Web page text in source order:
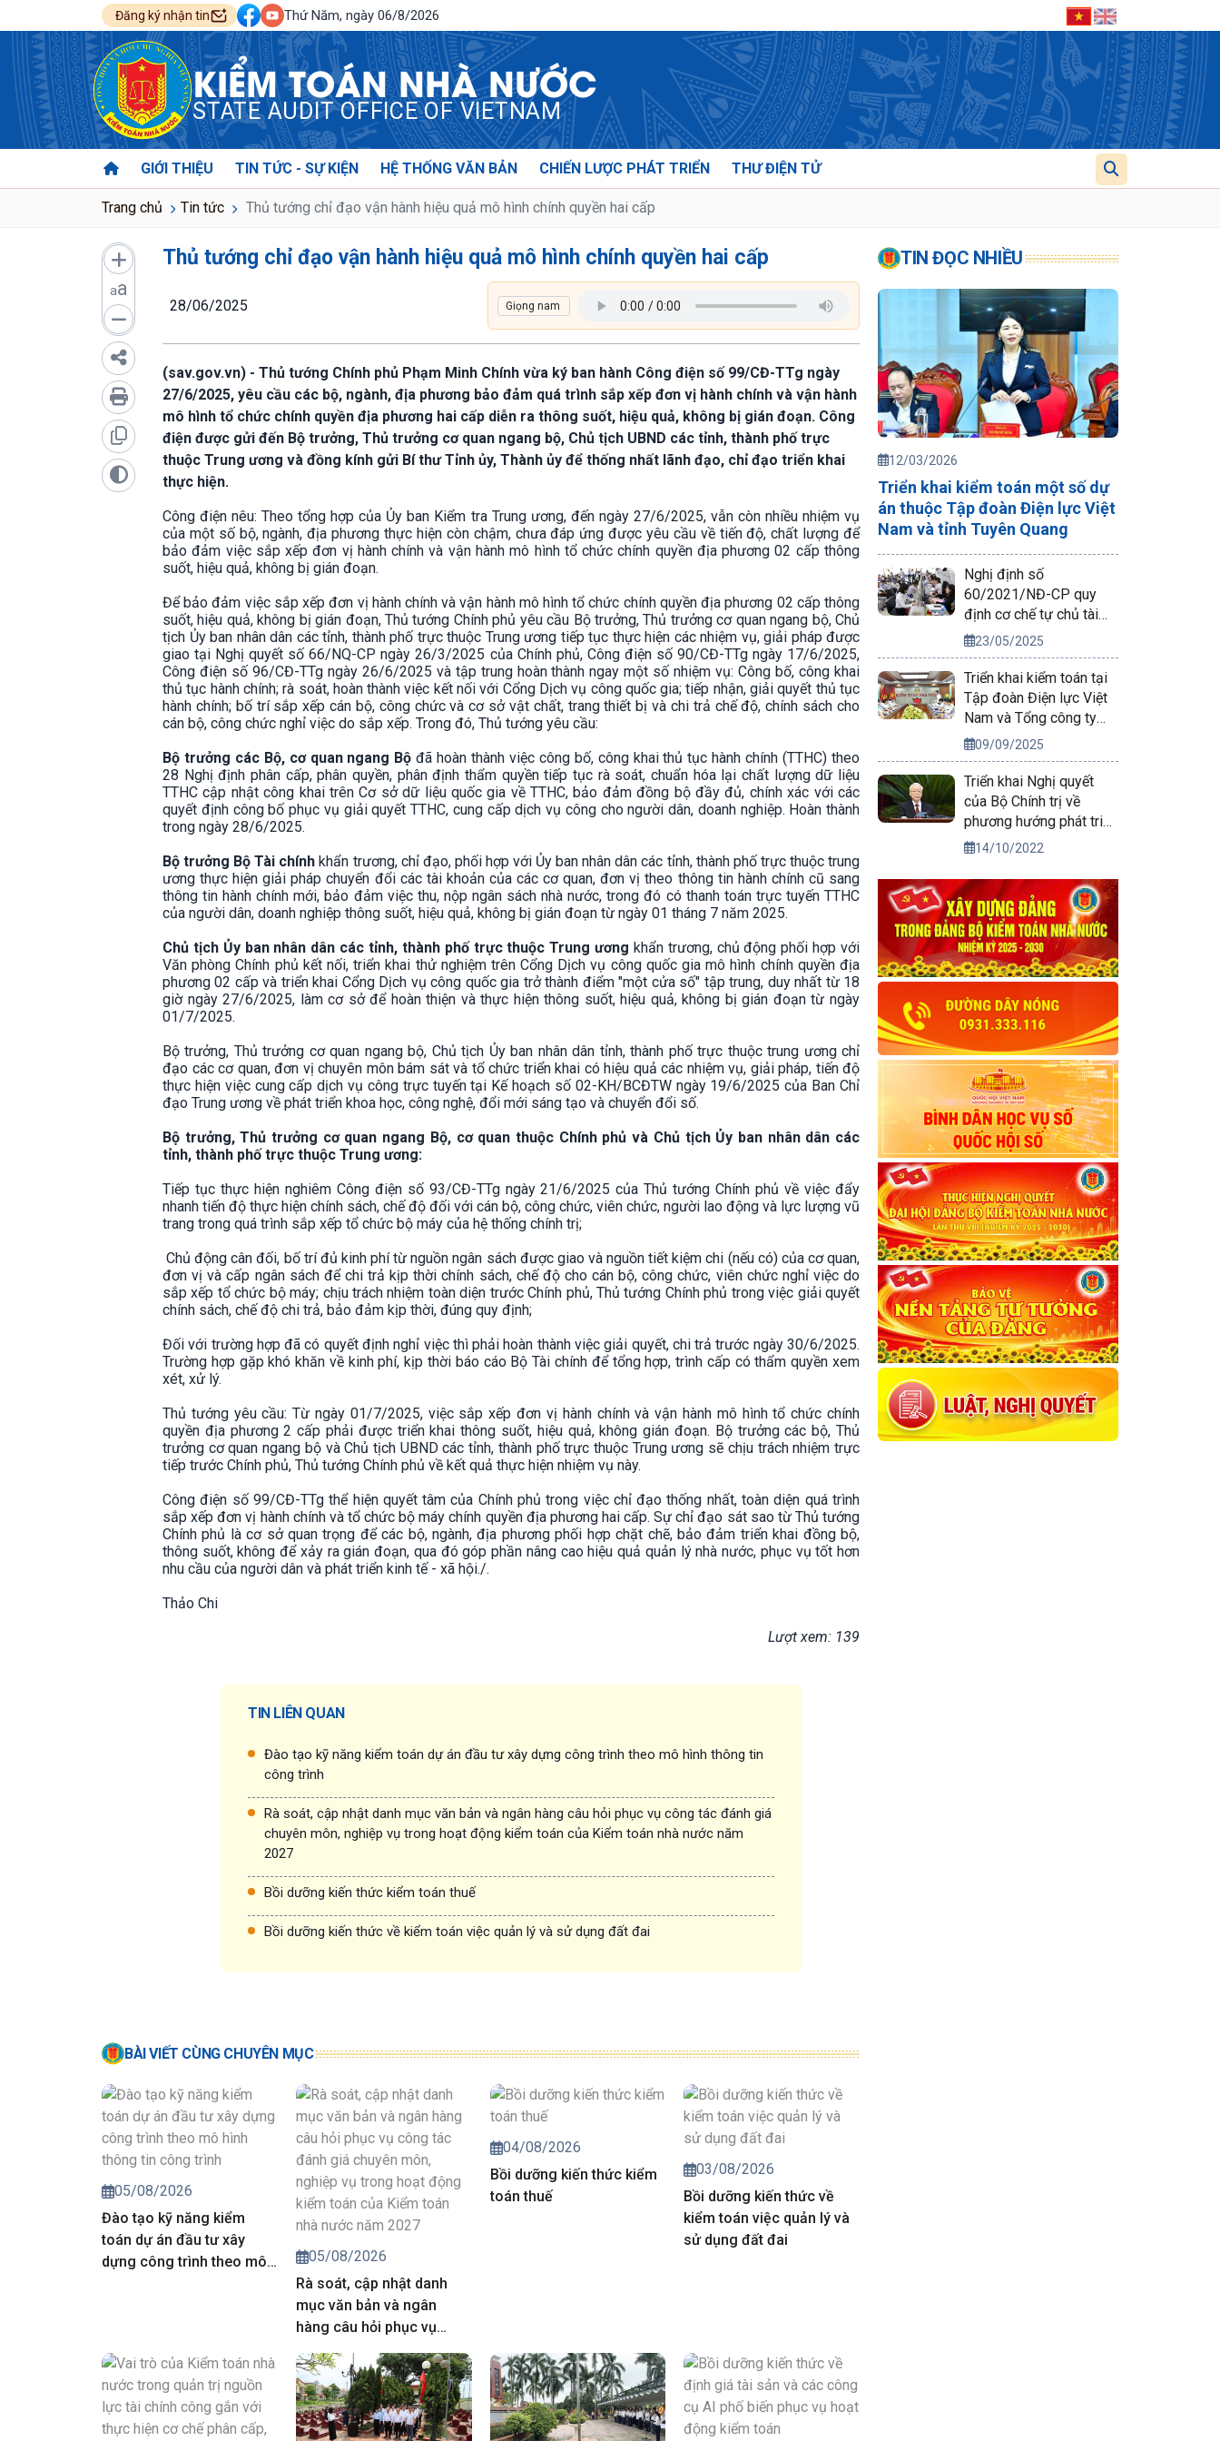
Đăng ký nhận tin Thứ Năm, ngày 06/8/2026
KIỂM TOÁN NHÀ NƯỚC
STATE AUDIT OFFICE OF VIETNAM
GIỚI THIỆU TIN TỨC - SỰ KIỆN HỆ THỐNG VĂN BẢN CHIẾN LƯỢC PHÁT TRIỂN THƯ ĐIỆN TỬ
Trang chủ Tin tức Thủ tướng chỉ đạo vận hành hiệu quả mô hình chính quyền hai cấp
aa
Thủ tướng chỉ đạo vận hành hiệu quả mô hình chính quyền hai cấp
28/06/2025
(sav.gov.vn) - Thủ tướng Chính phủ Phạm Minh Chính vừa ký ban hành Công điện số 99/CĐ-TTg ngày
27/6/2025, yêu cầu các bộ, ngành, địa phương bảo đảm quá trình sắp xếp đơn vị hành chính và vận hành
mô hình tổ chức chính quyền địa phương hai cấp diễn ra thông suốt, hiệu quả, không bị gián đoạn. Công
điện được gửi đến Bộ trưởng, Thủ trưởng cơ quan ngang bộ, Chủ tịch UBND các tỉnh, thành phố trực
thuộc Trung ương và đồng kính gửi Bí thư Tỉnh ủy, Thành ủy để thống nhất lãnh đạo, chỉ đạo triển khai
thực hiện.
Công điện nêu: Theo tổng hợp của Ủy ban Kiểm tra Trung ương, đến ngày 27/6/2025, vẫn còn nhiều nhiệm vụ
của một số bộ, ngành, địa phương thực hiện còn chậm, chưa đáp ứng được yêu cầu về tiến độ, chất lượng để
bảo đảm việc sắp xếp đơn vị hành chính và vận hành mô hình tổ chức chính quyền địa phương 02 cấp thông
suốt, hiệu quả, không bị gián đoạn.
Để bảo đảm việc sắp xếp đơn vị hành chính và vận hành mô hình tổ chức chính quyền địa phương 02 cấp thông
suốt, hiệu quả, không bị gián đoạn, Thủ tướng Chính phủ yêu cầu Bộ trưởng, Thủ trưởng cơ quan ngang bộ, Chủ
tịch Ủy ban nhân dân các tỉnh, thành phố trực thuộc Trung ương tiếp tục thực hiện các nhiệm vụ, giải pháp được
giao tại Nghị quyết số 66/NQ-CP ngày 26/3/2025 của Chính phủ, Công điện số 90/CĐ-TTg ngày 17/6/2025,
Công điện số 96/CĐ-TTg ngày 26/6/2025 và tập trung hoàn thành ngay một số nhiệm vụ: Công bố, công khai
thủ tục hành chính; rà soát, hoàn thành việc kết nối với Cổng Dịch vụ công quốc gia; tiếp nhận, giải quyết thủ tục
hành chính; bố trí sắp xếp cán bộ, công chức và cơ sở vật chất, trang thiết bị và chi trả chế độ, chính sách cho
cán bộ, công chức nghỉ việc do sắp xếp. Trong đó, Thủ tướng yêu cầu:
Bộ trưởng các Bộ, cơ quan ngang Bộ đã hoàn thành việc công bố, công khai thủ tục hành chính (TTHC) theo
28 Nghị định phân cấp, phân quyền, phân định thẩm quyền tiếp tục rà soát, chuẩn hóa lại chất lượng dữ liệu
TTHC cập nhật công khai trên Cơ sở dữ liệu quốc gia về TTHC, bảo đảm đồng bộ đầy đủ, chính xác với các
quyết định công bố phục vụ giải quyết TTHC, cung cấp dịch vụ công cho người dân, doanh nghiệp. Hoàn thành
trong ngày 28/6/2025.
Bộ trưởng Bộ Tài chính khẩn trương, chỉ đạo, phối hợp với Ủy ban nhân dân các tỉnh, thành phố trực thuộc trung
ương thực hiện giải pháp chuyển đổi các tài khoản của các cơ quan, đơn vị theo thông tin hành chính cũ sang
thông tin hành chính mới, bảo đảm việc thu, nộp ngân sách nhà nước, trong đó có thanh toán trực tuyến TTHC
của người dân, doanh nghiệp thông suốt, hiệu quả, không bị gián đoạn từ ngày 01 tháng 7 năm 2025.
Chủ tịch Ủy ban nhân dân các tỉnh, thành phố trực thuộc Trung ương khẩn trương, chủ động phối hợp với
Văn phòng Chính phủ kết nối, triển khai thử nghiệm trên Cổng Dịch vụ công quốc gia mô hình chính quyền địa
phương 02 cấp và triển khai Cổng Dịch vụ công quốc gia trở thành điểm "một cửa số" tập trung, duy nhất từ 18
giờ ngày 27/6/2025, làm cơ sở để hoàn thiện và thực hiện thông suốt, hiệu quả, không bị gián đoạn từ ngày
01/7/2025.
Bộ trưởng, Thủ trưởng cơ quan ngang bộ, Chủ tịch Ủy ban nhân dân tỉnh, thành phố trực thuộc trung ương chỉ
đạo các cơ quan, đơn vị chuyên môn bám sát và tổ chức triển khai có hiệu quả các nhiệm vụ, giải pháp, tiến độ
thực hiện việc cung cấp dịch vụ công trực tuyến tại Kế hoạch số 02-KH/BCĐTW ngày 19/6/2025 của Ban Chỉ
đạo Trung ương về phát triển khoa học, công nghệ, đổi mới sáng tạo và chuyển đổi số.
Bộ trưởng, Thủ trưởng cơ quan ngang Bộ, cơ quan thuộc Chính phủ và Chủ tịch Ủy ban nhân dân các
tỉnh, thành phố trực thuộc Trung ương:
Tiếp tục thực hiện nghiêm Công điện số 93/CĐ-TTg ngày 21/6/2025 của Thủ tướng Chính phủ về việc đẩy
nhanh tiến độ thực hiện chính sách, chế độ đối với cán bộ, công chức, viên chức, người lao động và lực lượng vũ
trang trong quá trình sắp xếp tổ chức bộ máy của hệ thống chính trị;
Chủ động cân đối, bố trí đủ kinh phí từ nguồn ngân sách được giao và nguồn tiết kiệm chi (nếu có) của cơ quan,
đơn vị và cấp ngân sách để chi trả kịp thời chính sách, chế độ cho cán bộ, công chức, viên chức nghỉ việc do
sắp xếp tổ chức bộ máy; chịu trách nhiệm toàn diện trước Chính phủ, Thủ tướng Chính phủ trong việc giải quyết
chính sách, chế độ chi trả, bảo đảm kịp thời, đúng quy định;
Đối với trường hợp đã có quyết định nghỉ việc thì phải hoàn thành việc giải quyết, chi trả trước ngày 30/6/2025.
Trường hợp gặp khó khăn về kinh phí, kịp thời báo cáo Bộ Tài chính để tổng hợp, trình cấp có thẩm quyền xem
xét, xử lý.
Thủ tướng yêu cầu: Từ ngày 01/7/2025, việc sắp xếp đơn vị hành chính và vận hành mô hình tổ chức chính
quyền địa phương 2 cấp phải được triển khai thông suốt, hiệu quả, không gián đoạn. Bộ trưởng các bộ, Thủ
trưởng cơ quan ngang bộ và Chủ tịch UBND các tỉnh, thành phố trực thuộc Trung ương sẽ chịu trách nhiệm trực
tiếp trước Chính phủ, Thủ tướng Chính phủ về kết quả thực hiện nhiệm vụ này.
Công điện số 99/CĐ-TTg thể hiện quyết tâm của Chính phủ trong việc chỉ đạo thống nhất, toàn diện quá trình
sắp xếp đơn vị hành chính và tổ chức bộ máy chính quyền địa phương hai cấp. Sự chỉ đạo sát sao từ Thủ tướng
Chính phủ là cơ sở quan trọng để các bộ, ngành, địa phương phối hợp chặt chẽ, bảo đảm triển khai đồng bộ,
thông suốt, không để xảy ra gián đoạn, qua đó góp phần nâng cao hiệu quả quản lý nhà nước, phục vụ tốt hơn
nhu cầu của người dân và phát triển kinh tế - xã hội./.
Thảo Chi
Lượt xem: 139
TIN LIÊN QUAN
Đào tạo kỹ năng kiểm toán dự án đầu tư xây dựng công trình theo mô hình thông tin
công trình
Rà soát, cập nhật danh mục văn bản và ngân hàng câu hỏi phục vụ công tác đánh giá
chuyên môn, nghiệp vụ trong hoạt động kiểm toán của Kiểm toán nhà nước năm
2027
Bồi dưỡng kiến thức kiểm toán thuế
Bồi dưỡng kiến thức về kiểm toán việc quản lý và sử dụng đất đai
BÀI VIẾT CÙNG CHUYÊN MỤC
05/08/2026
Đào tạo kỹ năng kiểm
toán dự án đầu tư xây
dựng công trình theo mô
05/08/2026
Rà soát, cập nhật danh
mục văn bản và ngân
hàng câu hỏi phục vụ
công tác đánh giá chuyên
môn, nghiệp vụ trong hoạt
động kiểm toán của Kiểm
toán nhà nước năm 2027
04/08/2026
Bồi dưỡng kiến thức kiểm
toán thuế
03/08/2026
Bồi dưỡng kiến thức về
kiểm toán việc quản lý và
sử dụng đất đai
TIN ĐỌC NHIỀU
12/03/2026
Triển khai kiểm toán một số dự
án thuộc Tập đoàn Điện lực Việt
Nam và tỉnh Tuyên Quang
Nghị định số
60/2021/NĐ-CP quy
định cơ chế tự chủ tài
chính của đơn vị sự
nghiệp công lập
23/05/2025
Triển khai kiểm toán tại
Tập đoàn Điện lực Việt
Nam và Tổng công ty
Phát điện 2
09/09/2025
Triển khai Nghị quyết
của Bộ Chính trị về
phương hướng phát triển
kinh tế xã hội và bảo
ninh vùng Tây Nguyên
đến năm 2030, tầm nhìn
đến năm 2045
14/10/2022